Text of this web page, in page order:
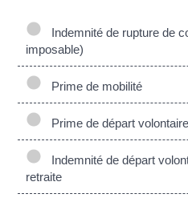
Indemnité de rupture de
imposable)
Prime de mobilité
Prime de départ volontaire
Indemnité de départ
retraite